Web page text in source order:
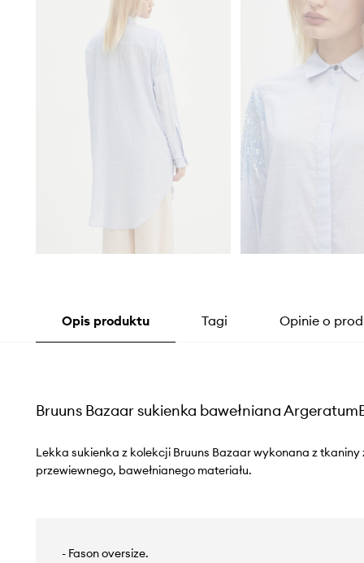
Opis produktu Tagi Opinie o
Bruuns Bazaar sukienka bawełniana
Lekka sukienka z kolekcji Bruuns Bazaar wykonana z
przewiewnego, bawełnianego materiału.
- Fason oversize.